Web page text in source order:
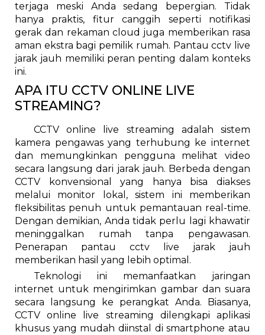
terjaga meski Anda sedang bepergian. Tidak
hanya praktis, fitur canggih seperti notifikasi
gerak dan rekaman cloud juga memberikan rasa
aman ekstra bagi pemilik rumah. Pantau cctv live
jarak jauh memiliki peran penting dalam konteks
ini.
APA ITU CCTV ONLINE LIVE
STREAMING?
CCTV online live streaming adalah sistem
kamera pengawas yang terhubung ke internet
dan memungkinkan pengguna melihat video
secara langsung dari jarak jauh. Berbeda dengan
CCTV konvensional yang hanya bisa diakses
melalui monitor lokal, sistem ini memberikan
fleksibilitas penuh untuk pemantauan real-time.
Dengan demikian, Anda tidak perlu lagi khawatir
meninggalkan rumah tanpa pengawasan.
Penerapan pantau cctv live jarak jauh
memberikan hasil yang lebih optimal.
Teknologi ini memanfaatkan jaringan
internet untuk mengirimkan gambar dan suara
secara langsung ke perangkat Anda. Biasanya,
CCTV online live streaming dilengkapi aplikasi
khusus yang mudah diinstal di smartphone atau